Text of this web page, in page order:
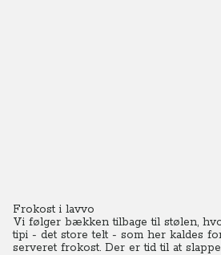
Frokost i lavvo
Vi følger bækken tilbage til stølen,
tipi - det store telt - som her kaldes
serveret frokost. Der er tid til at